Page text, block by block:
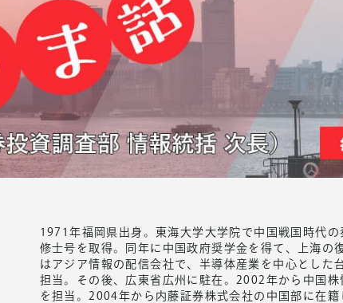
1971年福岡県出身。東海大学大学院で中国戦国時代
修士号を取得。同年に中国政府奨学金を得て、上海の
はアジア情報の配信会社で、半導体産業を中心とした
担当。その後、広東省広州に駐在。2002年から中国
を担当。2004年から内藤証券株式会社の中国部に在